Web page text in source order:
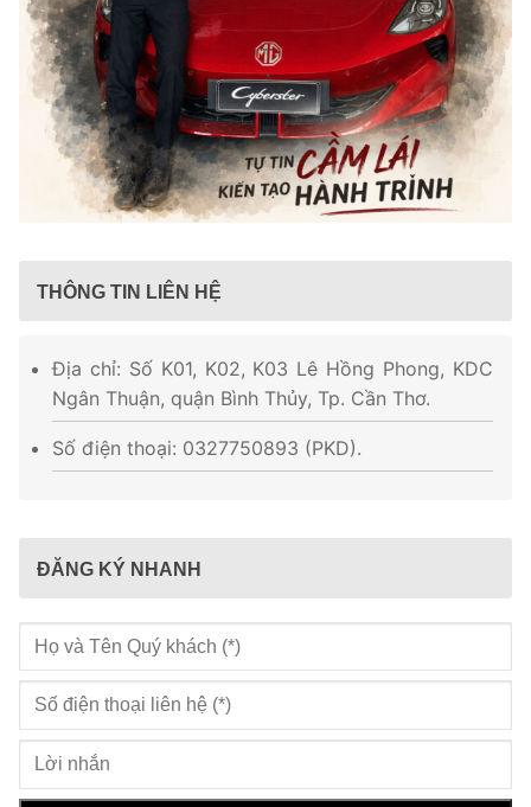
THÔNG TIN LIÊN HỆ
Địa chỉ: Số K01, K02, K03 Lê Hồng Phong, KDC
Ngân Thuận, quận Bình Thủy, Tp. Cần Thơ.
Số điện thoại: 0327750893 (PKD).
ĐĂNG KÝ NHANH